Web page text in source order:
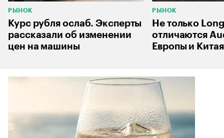
РЫНОК
Курс рубля ослаб. Эксперты
рассказали об изменении
цен на машины
РЫНОК
Не только
отличаются
Европы и Китая